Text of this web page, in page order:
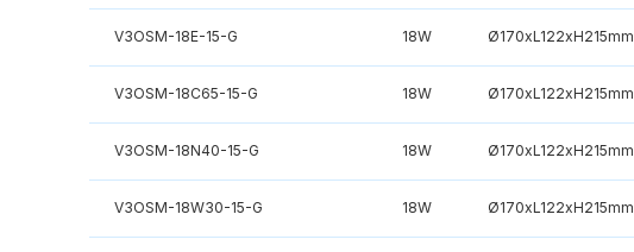
V3OSM-18E-15-G 18W Ø170xL122xH215mm
V3OSM-18C65-15-G 18W Ø170xL122xH215mm
V3OSM-18N40-15-G 18W Ø170xL122xH215mm
V3OSM-18W30-15-G 18W Ø170xL122xH215mm